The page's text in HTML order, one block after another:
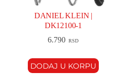
DANIEL KLEIN |
DK12100-1
6.790 RSD
DODAJ U KORPU